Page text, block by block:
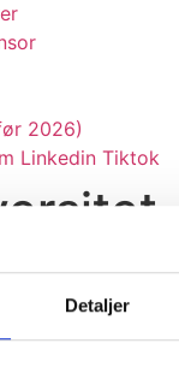
Detaljer
2026)
Linkedin Tiktok